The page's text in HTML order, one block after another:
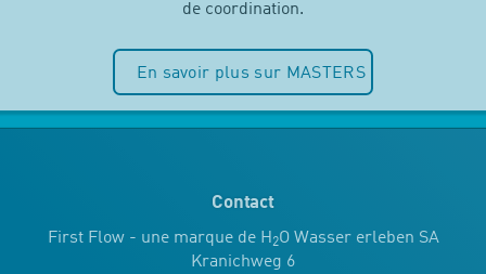
de coordination.
En savoir plus sur MASTERS
Contact
First Flow - une marque de H2O Wasser erleben SA
Kranichweg 6